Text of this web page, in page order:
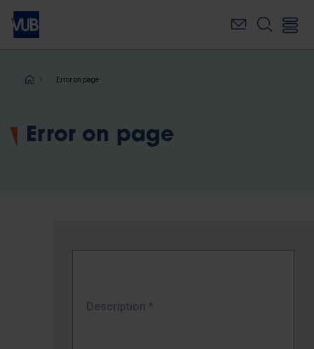
Skip
main
Breadcrumb
Error on page
Error on page
Description *